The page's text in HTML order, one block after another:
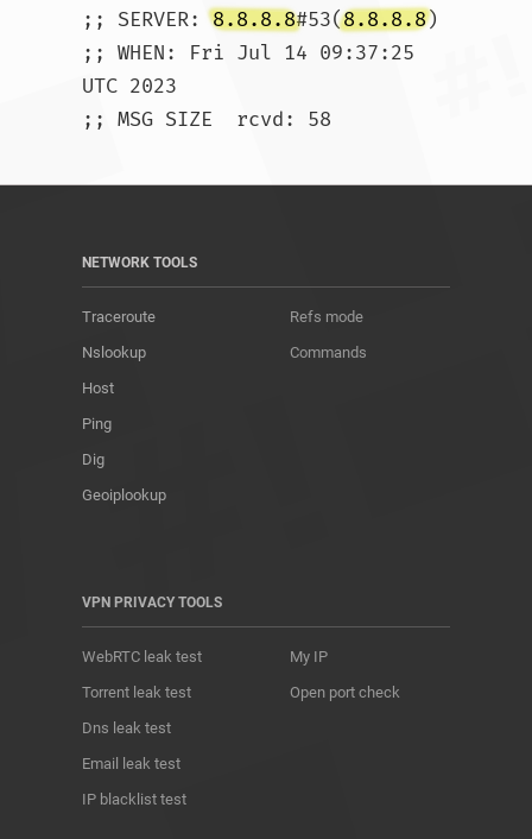
;; SERVER: 8.8.8.8#53(8.8.8.8)
;; WHEN: Fri Jul 14 09:37:25
UTC 2023
NETWORK TOOLS
Traceroute
Nslookup
Host
Ping
Dig
Geoiplookup
Refs mode
Commands
VPN PRIVACY TOOLS
WebRTC leak test
Torrent leak test
Dns leak test
Email leak test
IP blacklist test
My IP
Open port check